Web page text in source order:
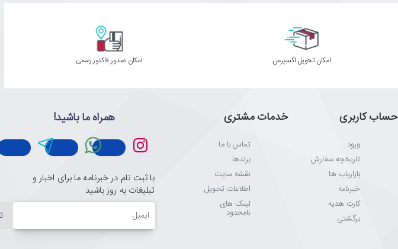
اﻣﮑﺎن ﺗﺤﻮﯾﻞ اﮐﺴﭙﺮس امکان صدور فاکتور رسمی
حساب کاربری
ورود
تاریخچه سفارش
بازاریاب ها
خبرنامه
کارت هدیه
برگشتی
خدمات مشتری
تماس با ما
برندها
نقشه سایت
اطلاعات تحویل
لینک های
نامحدود
همراه ما باشید!
با ثبت نام در خبرنامه ما برای اخبار و
تبلیغات به روز باشید
ایمیل